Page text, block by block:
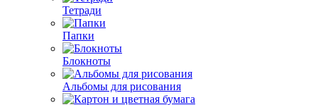
Тетради
Папки
Блокноты
Альбомы для рисования